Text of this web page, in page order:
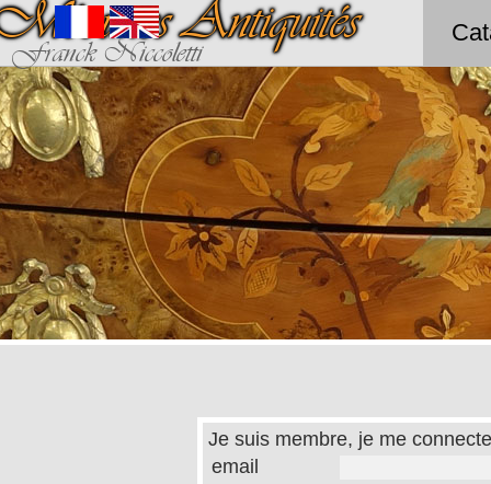
Antiquités
Franck Niccoletti
Je suis membre, je me
email